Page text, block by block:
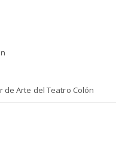
de Arte del Teatro Colón